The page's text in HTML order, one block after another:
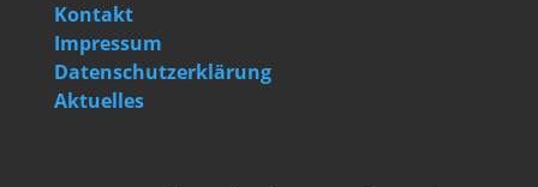
Kontakt
Impressum
Datenschutzerklärung
Aktuelles